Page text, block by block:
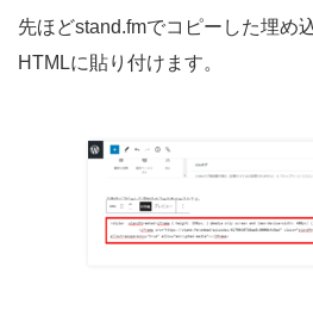
先ほどstand.fmでコピーした埋め
HTMLに貼り付けます。